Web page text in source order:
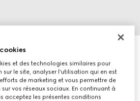
et des technologies similaires pour
le site, analyser l'utilisation qui en est
de marketing et vous permettre de
vos réseaux sociaux. En continuant à
acceptez les présentes conditions